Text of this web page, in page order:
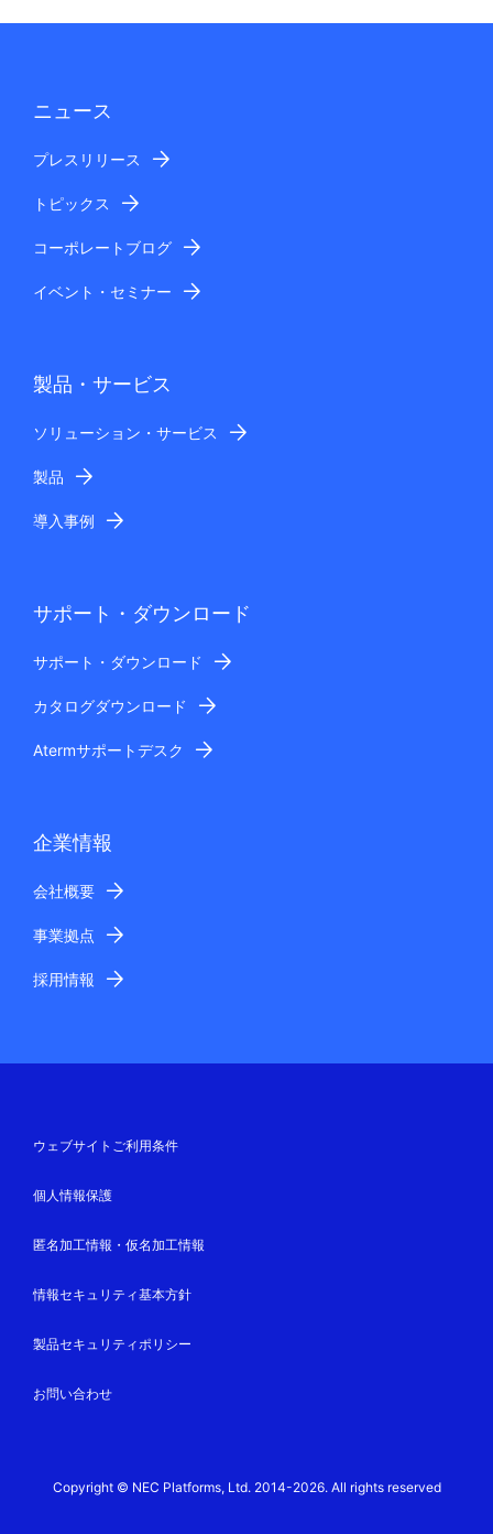
ニュース
プレスリリース
トピックス
コーポレートブログ
イベント・セミナー
製品・サービス
ソリューション・サービス
製品
導入事例
サポート・ダウンロード
サポート・ダウンロード
カタログダウンロード
Atermサポートデスク
企業情報
会社概要
事業拠点
採用情報
ウェブサイトご利用条件
個人情報保護
匿名加工情報・仮名加工情報
情報セキュリティ基本方針
製品セキュリティポリシー
お問い合わせ
Copyright © NEC Platforms, Ltd. 2014-2026. All rights reserved